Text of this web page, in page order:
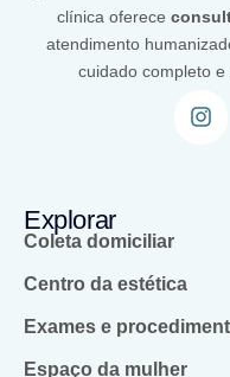
clínica oferece
atendimento
cuidado completo e
Explorar
Coleta domiciliar
Centro da estética
Exames e
Espaço da mulher